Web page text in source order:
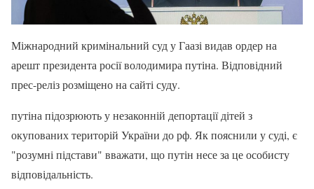
Міжнародний кримінальний суд у Гаазі видав ордер на
арешт президента росії володимира путіна. Відповідний
прес-реліз розміщено на сайті суду.
путіна підозрюють у незаконній депортації дітей з
окупованих територій України до рф. Як пояснили у суді, є
"розумні підстави" вважати, що путін несе за це особисту
відповідальність.